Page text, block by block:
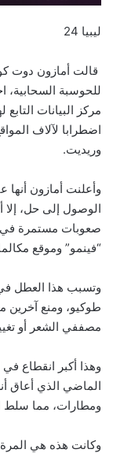
ليبيا 24
قالت أمازون دوت
للحوسبة السحابية،
مركز البيانات
اضطرابا لآلاف
وريديت.
وأعلنت أمازون
الوصول إلى حل،
صعوبات مستمرة في
“فينمو” وموقع
وتسبب هذا العطل
طوكيو، ومنع آخرين
مصففي الشعر أو
وهذا أكبر انقطاع
الماضي الذي أعاق
ومطارات، مما سلط
وكانت هذه هي